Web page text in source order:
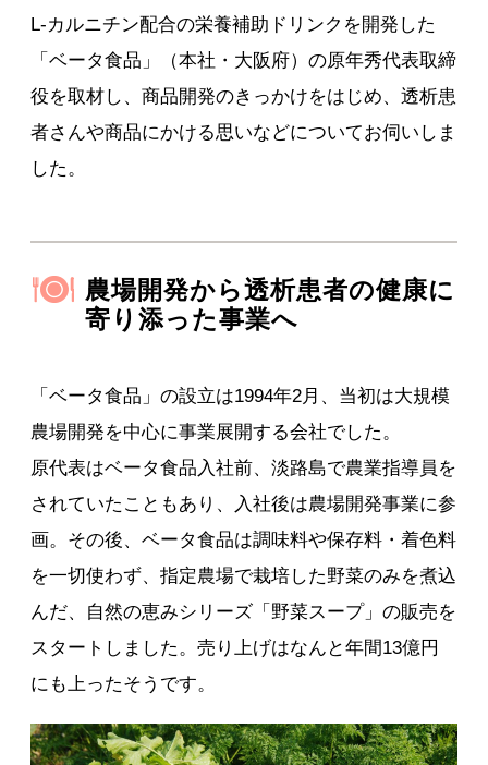
L-カルニチン配合の栄養補助ドリンクを開発した
「ベータ食品」（本社・大阪府）の原年秀代表取締
役を取材し、商品開発のきっかけをはじめ、透析患
者さんや商品にかける思いなどについてお伺いしま
した。
農場開発から透析患者の健康に
寄り添った事業へ
「ベータ食品」の設立は1994年2月、当初は大規模
農場開発を中心に事業展開する会社でした。
原代表はベータ食品入社前、淡路島で農業指導員を
されていたこともあり、入社後は農場開発事業に参
画。その後、ベータ食品は調味料や保存料・着色料
を一切使わず、指定農場で栽培した野菜のみを煮込
んだ、自然の恵みシリーズ「野菜スープ」の販売を
スタートしました。売り上げはなんと年間13億円
にも上ったそうです。